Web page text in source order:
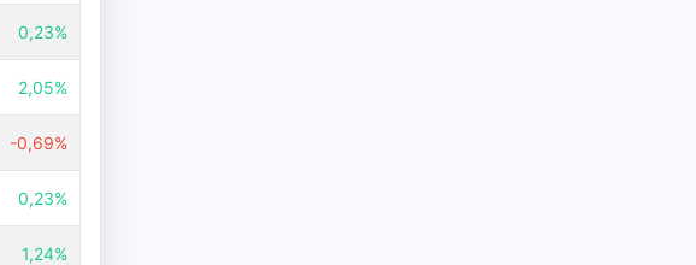
0,23%
2,05%
-0,69%
0,23%
1,24%